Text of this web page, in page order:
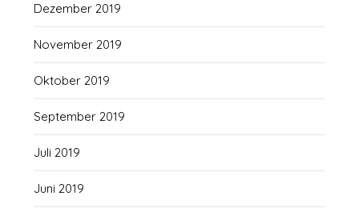
Dezember 2019
November 2019
Oktober 2019
September 2019
Juli 2019
Juni 2019